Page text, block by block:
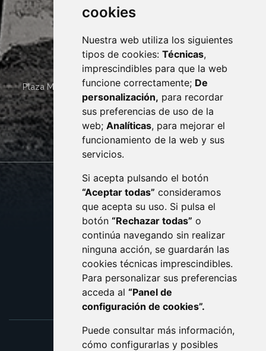
cookies
Nuestra web utiliza los siguientes
tipos de cookies: Técnicas,
imprescindibles para que la web
funcione correctamente; De
personalización, para recordar
sus preferencias de uso de la
web; Analíticas, para mejorar el
funcionamiento de la web y sus
servicios.
Si acepta pulsando el botón
“Aceptar todas” consideramos
que acepta su uso. Si pulsa el
botón “Rechazar todas” o
continúa navegando sin realizar
ninguna acción, se guardarán las
cookies técnicas imprescindibles.
Para personalizar sus preferencias
acceda al “Panel de
configuración de cookies”.
Puede consultar más información,
cómo configurarlas y posibles
Plaza Mayor 4 22400 MONZÓN - ARAGÓN (ESPAÑA)
· (34) 974 400 700 ·
sac@monzon.es
monzon.es
CONTACTO
AVISO LEGAL
PROTECCIÓN DE DATOS
POLÍTICA DE COOKIES
ACCESIBILIDAD
ENLACE EXTERNO AL